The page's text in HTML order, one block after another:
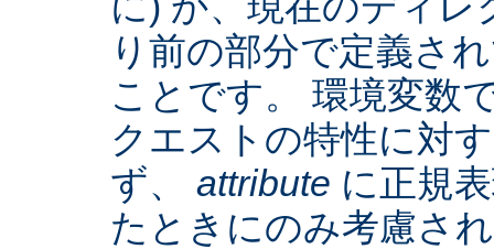
り前の部分で定義さ
ことです。 環境変数
クエストの特性に対
ず、 attribute に正規
たときにのみ考慮さ